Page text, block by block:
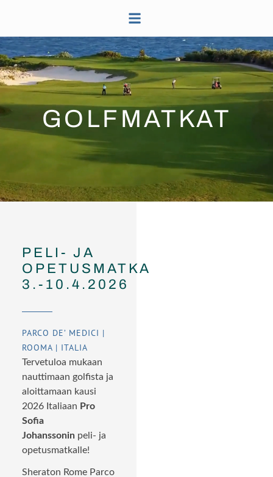
GOLFMATKAT
PELI- JA
OPETUSMATKA
3.-10.4.2026
PARCO DE’ MEDICI |
ROOMA | ITALIA
Tervetuloa mukaan
nauttimaan golfista ja
aloittamaan kausi
2026 Italiaan Pro
Sofia
Johanssonin peli- ja
opetusmatkalle!
Sheraton Rome Parco